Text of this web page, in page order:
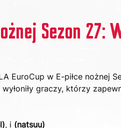
Sezon 27:
EuroCup w E-piłce nożnej
graczy, którzy
, i (natsuu)